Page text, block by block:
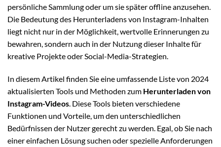
persönliche Sammlung oder um sie später offline anzusehen.
Die Bedeutung des Herunterladens von Instagram-Inhalten
liegt nicht nur in der Möglichkeit, wertvolle Erinnerungen zu
bewahren, sondern auch in der Nutzung dieser Inhalte für
kreative Projekte oder Social-Media-Strategien.
In diesem Artikel finden Sie eine umfassende Liste von 2024
aktualisierten Tools und Methoden zum Herunterladen von
Instagram-Videos. Diese Tools bieten verschiedene
Funktionen und Vorteile, um den unterschiedlichen
Bedürfnissen der Nutzer gerecht zu werden. Egal, ob Sie nach
einer einfachen Lösung suchen oder spezielle Anforderungen